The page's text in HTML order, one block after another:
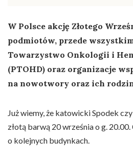
W Polsce akcję Złotego
podmiotów, przede
Towarzystwo Onkologii i
(PTOHD) oraz organizacje
na nowotwory oraz ich
Już wiemy, że katowicki Spodek
złotą barwą 20 września o g.
o kolejnych budynkach.